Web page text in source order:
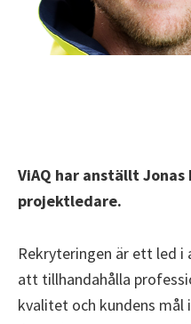
ViAQ har anställt Jonas
projektledare.
Rekryteringen är ett led i
att tillhandahålla
kvalitet och kundens mål